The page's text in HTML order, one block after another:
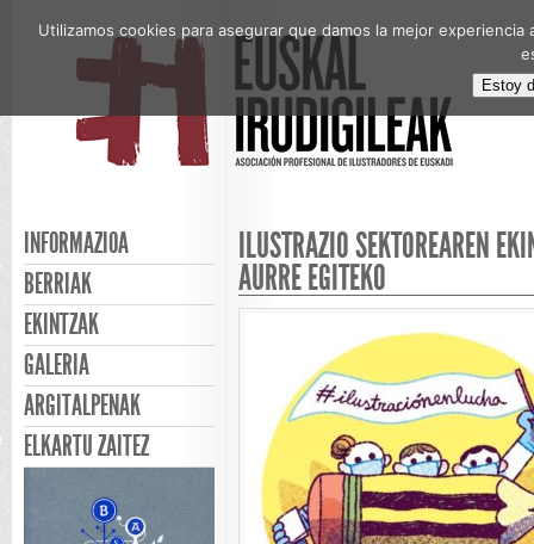
INFORMAZIOA
BERRIAK
EKINTZAK
GALERIA
ARGITALPENAK
ELKARTU ZAITEZ
ILUSTRAZIO SEKTOREAREN
AURRE EGITEKO
Utilizamos cookies para asegurar que damos la mejor
Estoy